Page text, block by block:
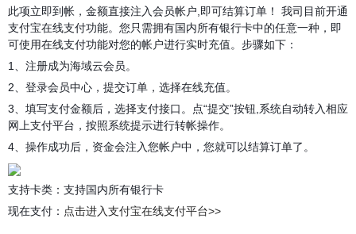
此项立即到帐，金额直接注入会员帐户,即可结算订单！ 我司目前开通
支付宝在线支付功能。您只需拥有国内所有银行卡中的任意一种，即
可使用在线支付功能对您的帐户进行实时充值。步骤如下：
1、注册成为海域云会员。
2、登录会员中心，提交订单，选择在线充值。
3、填写支付金额后，选择支付接口。点“提交”按钮,系统自动转入相应
网上支付平台，按照系统提示进行转帐操作。
4、操作成功后，资金会注入您帐户中，您就可以结算订单了。
支持卡类：支持国内所有银行卡
现在支付： 点击进入支付宝在线支付平台>>